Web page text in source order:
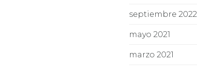
septiembre 2022
mayo 2021
marzo 2021